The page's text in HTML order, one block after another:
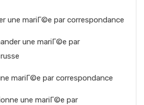
une mariГ©e par correspondance
une mariГ©e par
mariГ©e par correspondance
une mariГ©e par